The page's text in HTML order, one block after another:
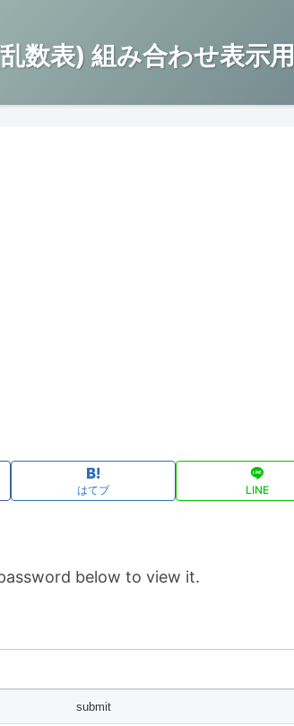
数表) 組み合わせ表示
はてブ LINE
below to view it.